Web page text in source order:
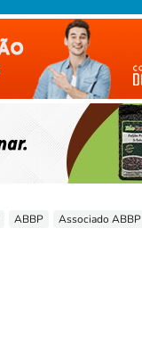
ABBP Associado ABBP